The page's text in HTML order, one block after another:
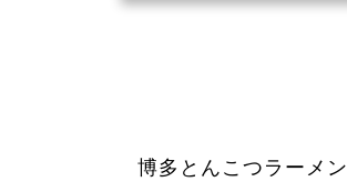
博多とんこつラーメン